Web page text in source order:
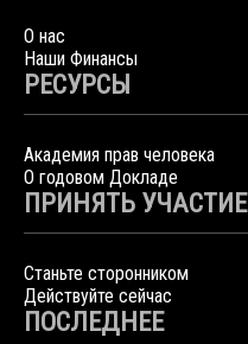
О нас
Наши Финансы
РЕСУРСЫ
Академия прав человека
О годовом Докладе
ПРИНЯТЬ УЧАСТИЕ
Станьте сторонником
Действуйте сейчас
ПОСЛЕДНЕЕ